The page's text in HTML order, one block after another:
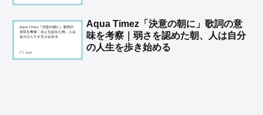
Aqua Timez「決意の朝に」歌詞の意
味を考察｜弱さを認めた朝、人は自分
の人生を歩き始める